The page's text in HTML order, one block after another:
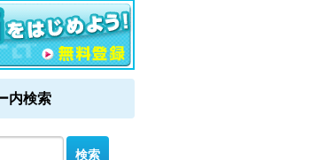
内検索